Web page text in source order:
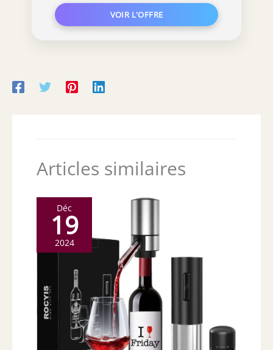
Articles similaires
Déc
19
2024